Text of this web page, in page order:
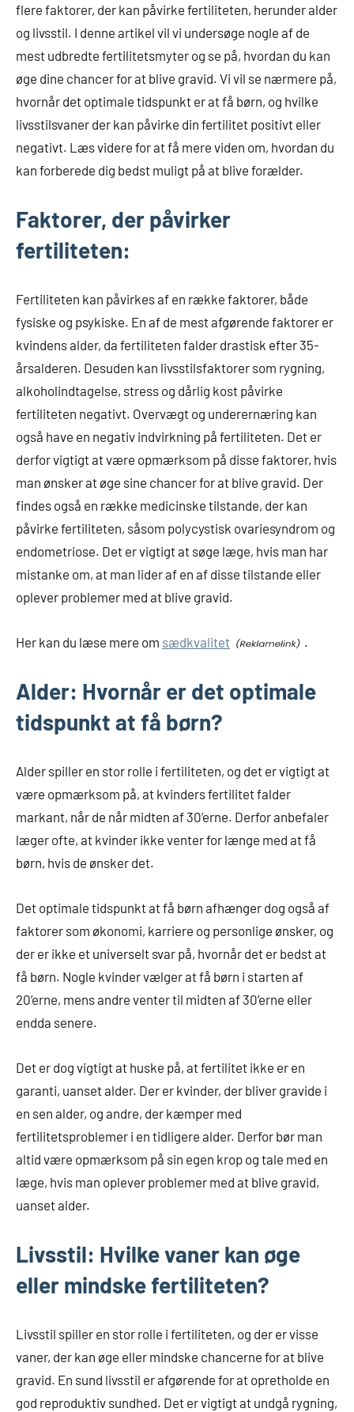
flere faktorer, der kan påvirke fertiliteten, herunder alder
og livsstil. I denne artikel vil vi undersøge nogle af de
mest udbredte fertilitetsmyter og se på, hvordan du kan
øge dine chancer for at blive gravid. Vi vil se nærmere på,
hvornår det optimale tidspunkt er at få børn, og hvilke
livsstilsvaner der kan påvirke din fertilitet positivt eller
negativt. Læs videre for at få mere viden om, hvordan du
kan forberede dig bedst muligt på at blive forælder.
Faktorer, der påvirker
fertiliteten:
Fertiliteten kan påvirkes af en række faktorer, både
fysiske og psykiske. En af de mest afgørende faktorer er
kvindens alder, da fertiliteten falder drastisk efter 35-
årsalderen. Desuden kan livsstilsfaktorer som rygning,
alkoholindtagelse, stress og dårlig kost påvirke
fertiliteten negativt. Overvægt og underernæring kan
også have en negativ indvirkning på fertiliteten. Det er
derfor vigtigt at være opmærksom på disse faktorer, hvis
man ønsker at øge sine chancer for at blive gravid. Der
findes også en række medicinske tilstande, der kan
påvirke fertiliteten, såsom polycystisk ovariesyndrom og
endometriose. Det er vigtigt at søge læge, hvis man har
mistanke om, at man lider af en af disse tilstande eller
oplever problemer med at blive gravid.
Her kan du læse mere om sædkvalitet .
Alder: Hvornår er det optimale
tidspunkt at få børn?
Alder spiller en stor rolle i fertiliteten, og det er vigtigt at
være opmærksom på, at kvinders fertilitet falder
markant, når de når midten af 30’erne. Derfor anbefaler
læger ofte, at kvinder ikke venter for længe med at få
børn, hvis de ønsker det.
Det optimale tidspunkt at få børn afhænger dog også af
faktorer som økonomi, karriere og personlige ønsker, og
der er ikke et universelt svar på, hvornår det er bedst at
få børn. Nogle kvinder vælger at få børn i starten af
20’erne, mens andre venter til midten af 30’erne eller
endda senere.
Det er dog vigtigt at huske på, at fertilitet ikke er en
garanti, uanset alder. Der er kvinder, der bliver gravide i
en sen alder, og andre, der kæmper med
fertilitetsproblemer i en tidligere alder. Derfor bør man
altid være opmærksom på sin egen krop og tale med en
læge, hvis man oplever problemer med at blive gravid,
uanset alder.
Livsstil: Hvilke vaner kan øge
eller mindske fertiliteten?
Livsstil spiller en stor rolle i fertiliteten, og der er visse
vaner, der kan øge eller mindske chancerne for at blive
gravid. En sund livsstil er afgørende for at opretholde en
god reproduktiv sundhed. Det er vigtigt at undgå rygning,